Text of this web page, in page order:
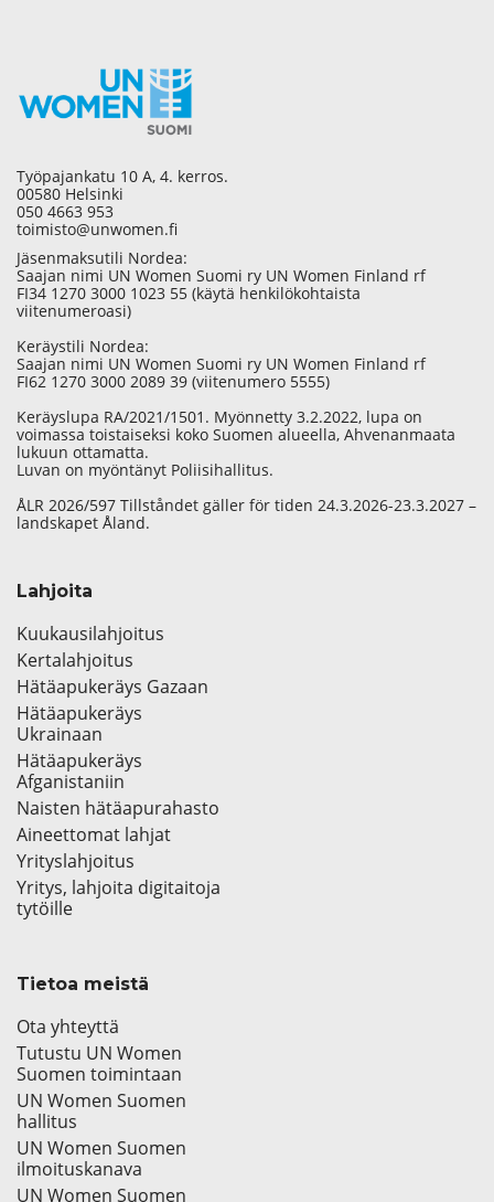
Työpajankatu 10 A, 4. kerros.
00580 Helsinki
050 4663 953
toimisto@unwomen.fi
Jäsenmaksutili Nordea:
Saajan nimi UN Women Suomi ry UN Women Finland rf
FI34 1270 3000 1023 55 (käytä henkilökohtaista
viitenumeroasi)
Keräystili Nordea:
Saajan nimi UN Women Suomi ry UN Women Finland rf
FI62 1270 3000 2089 39 (viitenumero 5555)
Keräyslupa RA/2021/1501. Myönnetty 3.2.2022, lupa on
voimassa toistaiseksi koko Suomen alueella, Ahvenanmaata
lukuun ottamatta.
Luvan on myöntänyt Poliisihallitus.
ÅLR 2026/597 Tillståndet gäller för tiden 24.3.2026-23.3.2027 –
landskapet Åland.
Lahjoita
Kuukausilahjoitus
Kertalahjoitus
Hätäapukeräys Gazaan
Hätäapukeräys
Ukrainaan
Hätäapukeräys
Afganistaniin
Naisten hätäapurahasto
Aineettomat lahjat
Yrityslahjoitus
Yritys, lahjoita digitaitoja
tytöille
Tietoa meistä
Ota yhteyttä
Tutustu UN Women
Suomen toimintaan
UN Women Suomen
hallitus
UN Women Suomen
ilmoituskanava
UN Women Suomen